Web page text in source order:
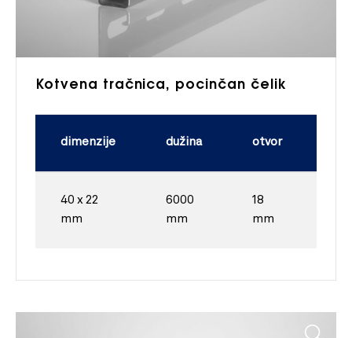
Kotvena tračnica, pocinčan čelik
dimenzije dužina otvor
40 x 22
mm
6000
mm
18
mm